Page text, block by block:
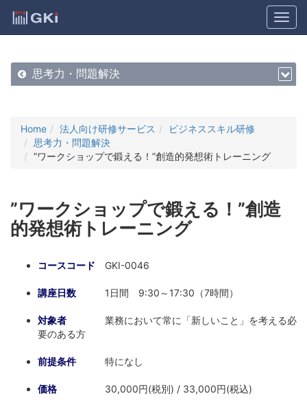
思考力・問題解決
Home 法人向け研修サービス
ビジネススキル研修
思考力・問題解決
”ワークショップで鍛える！”創造的発想術トレーニング
”ワークショップで鍛える！”創造
的発想術トレーニング
コースコード GKI-0046
講座日数 1日間 9:30～17:30（7時間）
対象者 業務において常に「新しいこと」を考える必
要のある方
前提条件 特になし
価格 30,000円(税別) / 33,000円(税込)